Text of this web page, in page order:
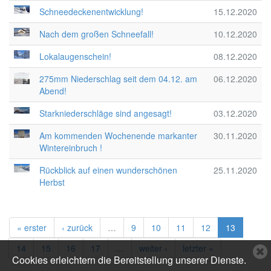
Cookies erleichtern die Bereitstellung unserer Dienste.
Schneedeckenentwicklung!
15.12.2020
Nach dem großen Schneefall!
10.12.2020
Lokalaugenschein!
08.12.2020
275mm Niederschlag seit dem 04.12. am
Abend!
06.12.2020
Starkniederschläge sind angesagt!
03.12.2020
Am kommenden Wochenende markanter
Wintereinbruch !
30.11.2020
Rückblick auf einen wunderschönen
Herbst
25.11.2020
« erster ‹ zurück … 9 10 11 12
13
14
15 16 17 weiter › letzter »